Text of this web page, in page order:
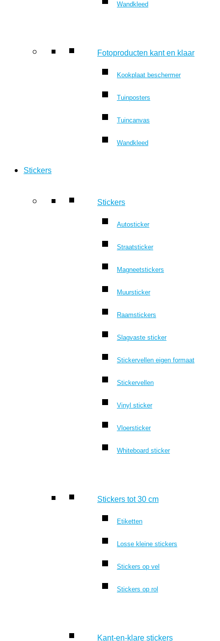
Wandkleed
Fotoproducten kant en klaar
Kookplaat beschermer
Tuinposters
Tuincanvas
Wandkleed
Stickers
Stickers
Autosticker
Straatsticker
Magneetstickers
Muursticker
Raamstickers
Slagvaste sticker
Stickervellen eigen formaat
Stickervellen
Vinyl sticker
Vloersticker
Whiteboard sticker
Stickers tot 30 cm
Etiketten
Losse kleine stickers
Stickers op vel
Stickers op rol
Kant-en-klare stickers